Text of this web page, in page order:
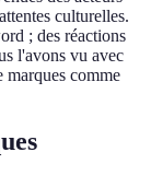
culturelles.
; des réactions
l'avons vu avec
marques comme